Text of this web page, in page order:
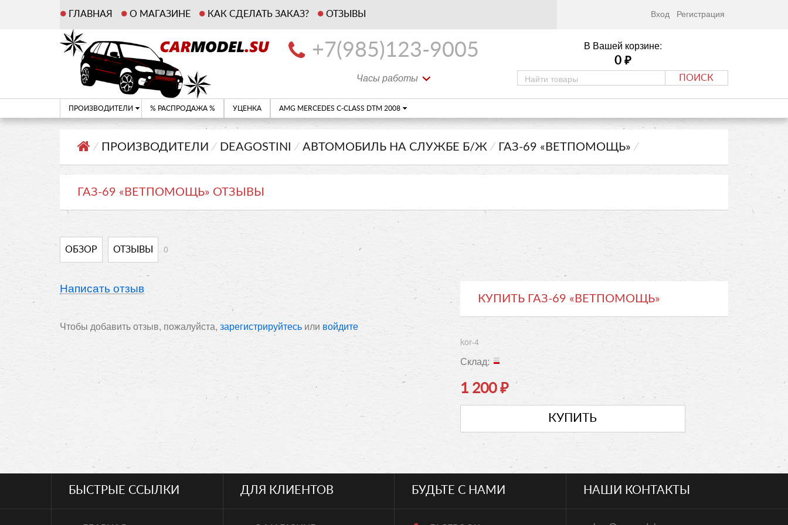
ГЛАВНАЯ О МАГАЗИНЕ КАК СДЕЛАТЬ ЗАКАЗ? ОТЗЫВЫ Вход Регистрация
+7(985)123-9005
Часы работы
В Вашей корзине:
0 ₽
ПОИСК
ПРОИЗВОДИТЕЛИ % РАСПРОДАЖА % УЦЕНКА AMG MERCEDES C-CLASS DTM 2008
⁄ ПРОИЗВОДИТЕЛИ ⁄ DEAGOSTINI ⁄ АВТОМОБИЛЬ НА СЛУЖБЕ Б/Ж ⁄ ГАЗ-69 «ВЕТПОМОЩЬ» ⁄
ГАЗ-69 «ВЕТПОМОЩЬ» ОТЗЫВЫ
ОБЗОР ОТЗЫВЫ 0
Написать отзыв
Чтобы добавить отзыв, пожалуйста, зарегистрируйтесь или войдите
КУПИТЬ ГАЗ-69 «ВЕТПОМОЩЬ»
kor-4
Склад:
1 200 ₽
БЫСТРЫЕ ССЫЛКИ ДЛЯ КЛИЕНТОВ БУДЬТЕ С НАМИ НАШИ КОНТАКТЫ